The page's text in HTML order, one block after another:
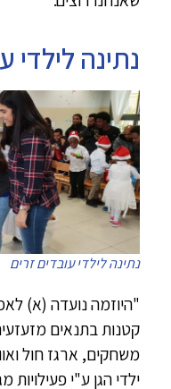
נתינה לילדי
נתינה לילדי עובדים זרים
"היוזמה נועדה (א)
קטנות בתנאים
משחקים, ארגז חול
ילדי הגן ע"י פעילויות